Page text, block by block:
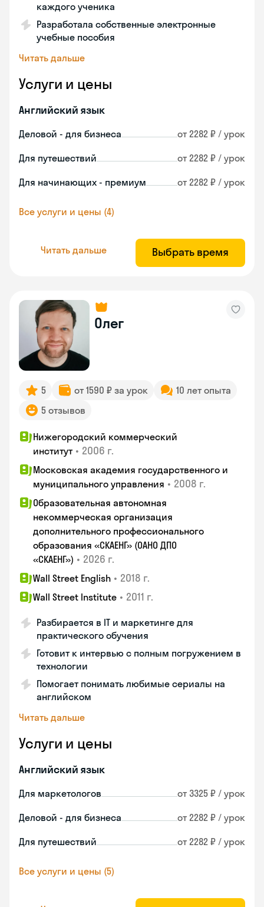
каждого ученика
Разработала собственные электронные
учебные пособия
Читать дальше
Услуги и цены
Английский язык
Деловой - для бизнеса от 2282 ₽ / урок
Для путешествий от 2282 ₽ / урок
Для начинающих - премиум от 2282 ₽ / урок
Все услуги и цены (4)
Читать дальше Выбрать время
Олег
5 от 1590 ₽ за урок
10 лет опыта
5 отзывов
Нижегородский коммерческий
институт • 2006 г.
Московская академия государственного и
муниципального управления • 2008 г.
Образовательная автономная
некоммерческая организация
дополнительного профессионального
образования «СКАЕНГ» (ОАНО ДПО
«СКАЕНГ») • 2026 г.
Wall Street English • 2018 г.
Wall Street Institute • 2011 г.
Разбирается в IT и маркетинге для
практического обучения
Готовит к интервью с полным погружением в
технологии
Помогает понимать любимые сериалы на
английском
Читать дальше
Услуги и цены
Английский язык
Для маркетологов от 3325 ₽ / урок
Деловой - для бизнеса от 2282 ₽ / урок
Для путешествий от 2282 ₽ / урок
Все услуги и цены (5)